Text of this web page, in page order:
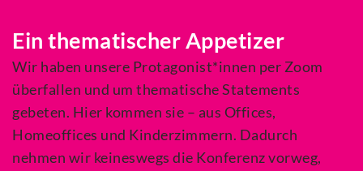
Ein thematischer Appetizer
Wir haben unsere Protagonist*innen per Zoom
überfallen und um thematische Statements
gebeten. Hier kommen sie – aus Offices,
Homeoffices und Kinderzimmern. Dadurch
nehmen wir keineswegs die Konferenz vorweg,